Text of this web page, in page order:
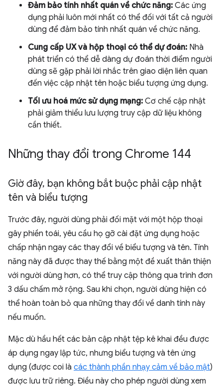
Đảm bảo tính nhất quán về chức năng: Các ứng
dụng phải luôn mới nhất có thể đối với tất cả người
dùng để đảm bảo tính nhất quán về chức năng.
Cung cấp UX và hộp thoại có thể dự đoán: Nhà
phát triển có thể dễ dàng dự đoán thời điểm người
dùng sẽ gặp phải lời nhắc trên giao diện liên quan
đến việc cập nhật tên hoặc biểu tượng ứng dụng.
Tối ưu hoá mức sử dụng mạng: Cơ chế cập nhật
phải giảm thiểu lưu lượng truy cập dữ liệu không
cần thiết.
Những thay đổi trong Chrome 144
Giờ đây, bạn không bắt buộc phải cập nhật
tên và biểu tượng
Trước đây, người dùng phải đối mặt với một hộp thoại
gây phiền toái, yêu cầu họ gỡ cài đặt ứng dụng hoặc
chấp nhận ngay các thay đổi về biểu tượng và tên. Tính
năng này đã được thay thế bằng một đề xuất thân thiện
với người dùng hơn, có thể truy cập thông qua trình đơn
3 dấu chấm mở rộng. Sau khi chọn, người dùng hiện có
thể hoàn toàn bỏ qua những thay đổi về danh tính này
nếu muốn.
Mặc dù hầu hết các bản cập nhật tệp kê khai đều được
áp dụng ngay lập tức, nhưng biểu tượng và tên ứng
dụng (được coi là các thành phần nhạy cảm về bảo mật)
được lưu trữ riêng. Điều này cho phép người dùng xem